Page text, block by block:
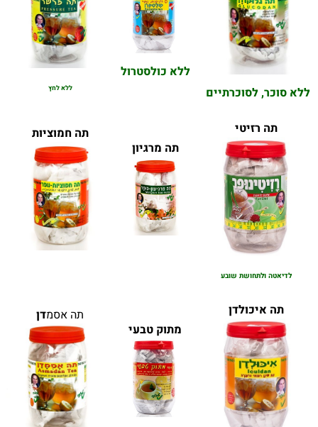
ללא סוכר, לסוכרתיים
ללא כולסטרול
ללא לחץ
תה רזיטי
לדיאטה ולתחושת שובע
תה מרגיון
תה חמוציות
תה איכולדן
מתוק טבעי
תה אסמדן